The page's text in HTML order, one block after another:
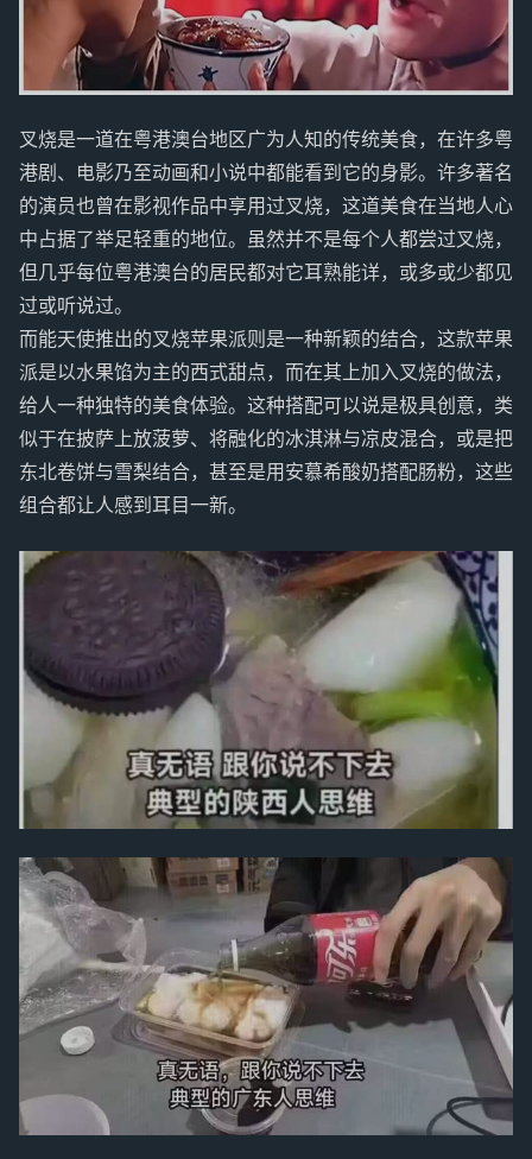
叉烧是一道在粤港澳台地区广为人知的传统美食，在许多粤
港剧、电影乃至动画和小说中都能看到它的身影。许多著名
的演员也曾在影视作品中享用过叉烧，这道美食在当地人心
中占据了举足轻重的地位。虽然并不是每个人都尝过叉烧，
但几乎每位粤港澳台的居民都对它耳熟能详，或多或少都见
过或听说过。
而能天使推出的叉烧苹果派则是一种新颖的结合，这款苹果
派是以水果馅为主的西式甜点，而在其上加入叉烧的做法，
给人一种独特的美食体验。这种搭配可以说是极具创意，类
似于在披萨上放菠萝、将融化的冰淇淋与凉皮混合，或是把
东北卷饼与雪梨结合，甚至是用安慕希酸奶搭配肠粉，这些
组合都让人感到耳目一新。